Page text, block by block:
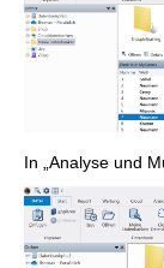
In „Analyse und